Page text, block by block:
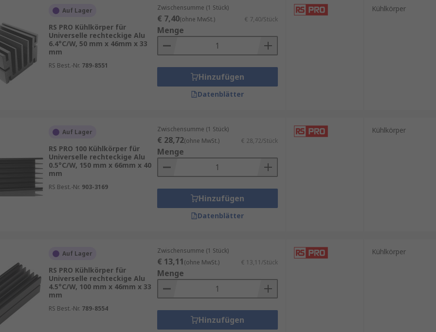
RS Purchasing Manager
Anwendung
Kupfer
. Während Kupfer über hervorragende Wärmeleitfähigkeit verfügt, bieten
mit hoher mechanischer Stabilität – ideal für den Serieneinsatz oder platzkritische
mit Lamellen oder Rippenstrukturen versehen, die die Oberfläche deutlich vergrößern
unverzichtbar, u. a. für:
Systemen
Komponenten
LED-Anlagen tragen Kühlkörper maßgeblich zur Lebensdauer und Betriebssicherheit
Auf Lager
RS PRO Kühlkörper für
Universelle rechteckige Alu
6.4°C/W, 50 mm x 46mm x 33
mm
RS Best.-Nr. 789-8551
Zwischensumme (1 Stück)
€ 7,40(ohne MwSt.) € 7,40/Stück
Menge
Hinzufügen
Datenblätter
Kühlkörper
Auf Lager
RS PRO 100 Kühlkörper für
Universelle rechteckige Alu
0.5°C/W, 150 mm x 66mm x 40
mm
RS Best.-Nr. 903-3169
Zwischensumme (1 Stück)
€ 28,72(ohne MwSt.) € 28,72/Stück
Menge
Hinzufügen
Datenblätter
Kühlkörper
Auf Lager
RS PRO Kühlkörper für
Universelle rechteckige Alu
4.5°C/W, 100 mm x 46mm x 33
mm
RS Best.-Nr. 789-8554
Zwischensumme (1 Stück)
€ 13,11(ohne MwSt.) € 13,11/Stück
Menge
Hinzufügen
Kühlkörper